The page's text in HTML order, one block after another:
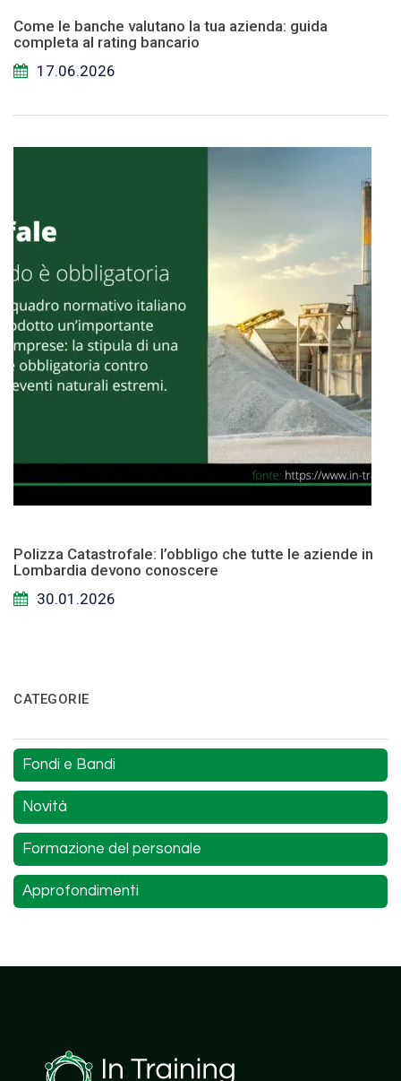
Come le banche valutano la tua azienda: guida
completa al rating bancario
17.06.2026
Polizza Catastrofale: l’obbligo che tutte le aziende in
Lombardia devono conoscere
30.01.2026
CATEGORIE
Fondi e Bandi
Novità
Formazione del personale
Approfondimenti